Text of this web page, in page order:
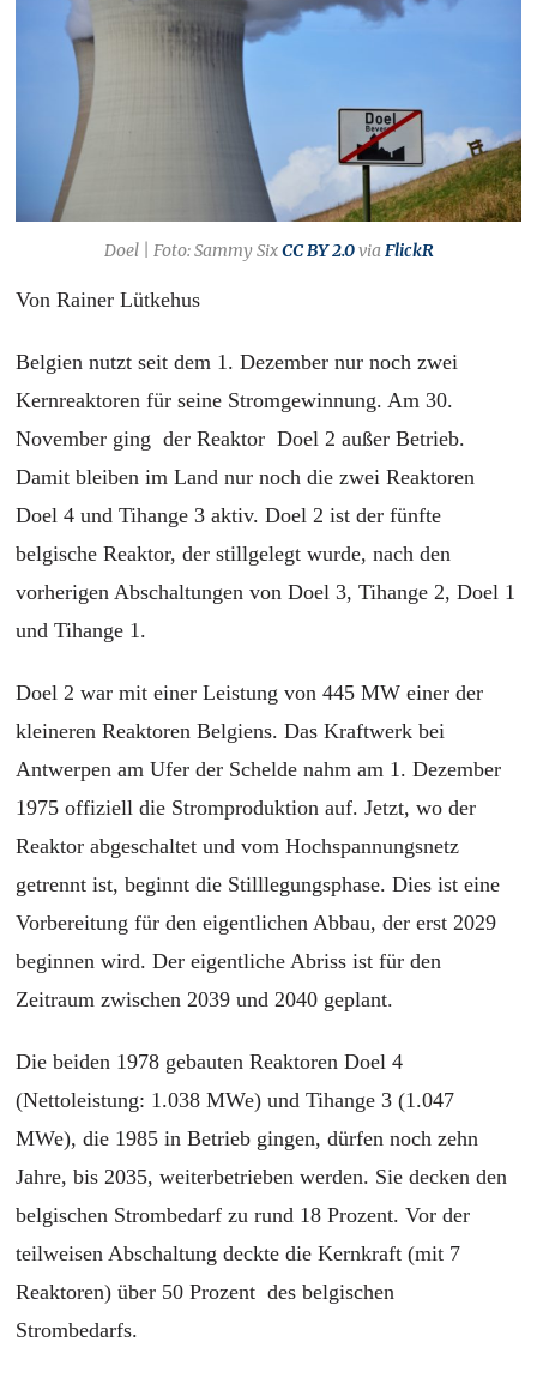
Doel | Foto: Sammy SixCC BY 2.0viaFlickR
Von Rainer Lütkehus
Belgien nutzt seit dem 1. Dezember nur noch zwei
Kernreaktoren für seine Stromgewinnung. Am 30.
November ging der Reaktor Doel 2 außer Betrieb.
Damit bleiben im Land nur noch die zwei Reaktoren
Doel 4 und Tihange 3 aktiv. Doel 2 ist der fünfte
belgische Reaktor, der stillgelegt wurde, nach den
vorherigen Abschaltungen von Doel 3, Tihange 2, Doel 1
und Tihange 1.
Doel 2 war mit einer Leistung von 445 MW einer der
kleineren Reaktoren Belgiens. Das Kraftwerk bei
Antwerpen am Ufer der Schelde nahm am 1. Dezember
1975 offiziell die Stromproduktion auf. Jetzt, wo der
Reaktor abgeschaltet und vom Hochspannungsnetz
getrennt ist, beginnt die Stilllegungsphase. Dies ist eine
Vorbereitung für den eigentlichen Abbau, der erst 2029
beginnen wird. Der eigentliche Abriss ist für den
Zeitraum zwischen 2039 und 2040 geplant.
Die beiden 1978 gebauten Reaktoren Doel 4
(Nettoleistung: 1.038 MWe) und Tihange 3 (1.047
MWe), die 1985 in Betrieb gingen, dürfen noch zehn
Jahre, bis 2035, weiterbetrieben werden. Sie decken den
belgischen Strombedarf zu rund 18 Prozent. Vor der
teilweisen Abschaltung deckte die Kernkraft (mit 7
Reaktoren) über 50 Prozent des belgischen
Strombedarfs.